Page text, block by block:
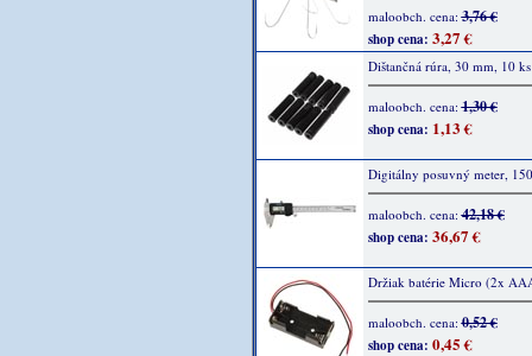
maloobch. cena:3,76 €
shop cena: 3,27 €
Dištančná rúra, 30 mm, 10 ks
maloobch. cena:1,30 €
shop cena: 1,13 €
Digitálny posuvný meter,
maloobch. cena:42,18 €
shop cena: 36,67 €
Držiak batérie Micro (2x
maloobch. cena:0,52 €
shop cena: 0,45 €